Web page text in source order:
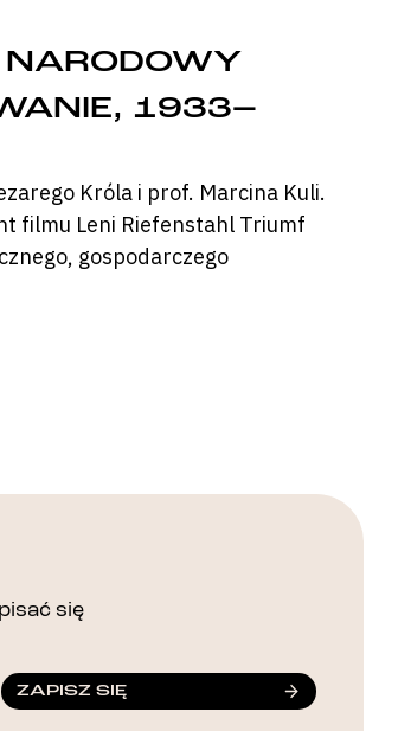
1933–
Króla i prof. Marcina Kuli.
filmu Leni Riefenstahl Triumf
gospodarczego
się
ZAPISZ SIĘ